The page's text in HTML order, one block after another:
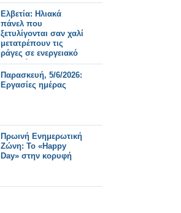
με 5 δικλείδες
ασφαλείας.
Ελβετία: Ηλιακά
πάνελ που
ξετυλίγονται σαν χαλί
μετατρέπουν τις
ράγες σε ενεργειακό
σταθμό.
Παρασκευή, 5/6/2026:
Εργασίες ημέρας
Πρωινή Ενημερωτική
Ζώνη: Το «Happy
Day» στην κορυφή